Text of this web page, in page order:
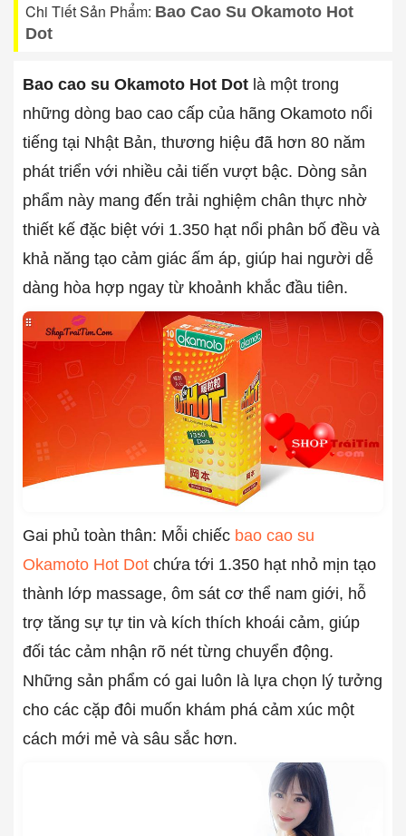
Chi Tiết Sản Phẩm: Bao Cao Su Okamoto Hot
Dot
Bao cao su Okamoto Hot Dot là một trong
những dòng bao cao cấp của hãng Okamoto nổi
tiếng tại Nhật Bản, thương hiệu đã hơn 80 năm
phát triển với nhiều cải tiến vượt bậc. Dòng sản
phẩm này mang đến trải nghiệm chân thực nhờ
thiết kế đặc biệt với 1.350 hạt nổi phân bố đều và
khả năng tạo cảm giác ấm áp, giúp hai người dễ
dàng hòa hợp ngay từ khoảnh khắc đầu tiên.
Gai phủ toàn thân: Mỗi chiếc bao cao su
Okamoto Hot Dot chứa tới 1.350 hạt nhỏ mịn tạo
thành lớp massage, ôm sát cơ thể nam giới, hỗ
trợ tăng sự tự tin và kích thích khoái cảm, giúp
đối tác cảm nhận rõ nét từng chuyển động.
Những sản phẩm có gai luôn là lựa chọn lý tưởng
cho các cặp đôi muốn khám phá cảm xúc một
cách mới mẻ và sâu sắc hơn.